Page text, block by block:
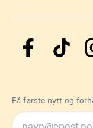
Få første nytt og